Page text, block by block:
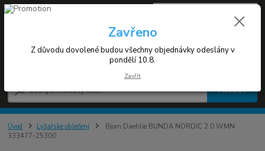
Menu
Hledat
+420 608 030 119
0 Kč
Úvod Lyžařské oblečení
Bjorn Daehlie BUNDA NORDIC 2.0 WMN
333477-25300
Zavřeno
Z důvodu dovolené budou všechny objednávky odeslány v
pondělí 10.8.
Zavřít